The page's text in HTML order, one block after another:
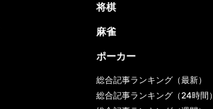
将棋
麻雀
ポーカー
総合記事ランキング（最新）
総合記事ランキング（24時間）